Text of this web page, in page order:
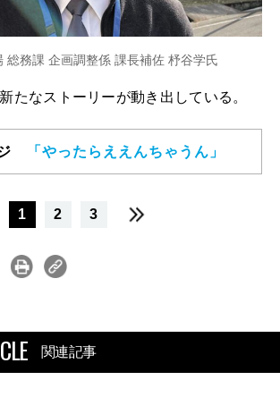
総務課 企画調整係 課長補佐 杼谷学氏
たなストーリーが動き出している。
「やったらええんちゃうん」
1 2 3
関連記事